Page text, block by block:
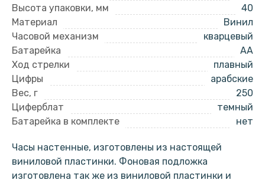
Высота упаковки, мм
40
Материал
Винил
Часовой механизм
кварцевый
Батарейка
AA
Ход стрелки
плавный
Цифры
арабские
Вес, г
250
Циферблат
темный
Батарейка в комплекте
нет
Часы настенные, изготовлены из настоящей
виниловой пластинки. Фоновая подложка
изготовлена так же из виниловой пластинки и